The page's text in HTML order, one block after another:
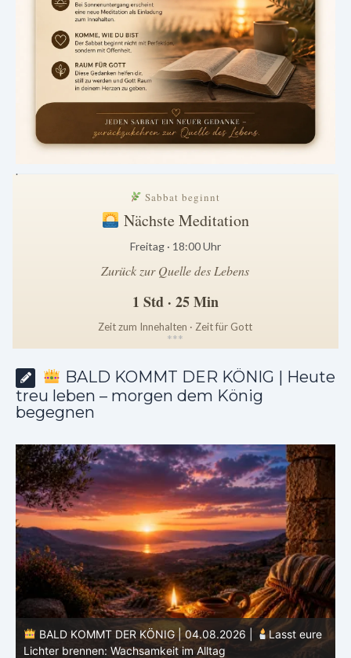
.
Sabbat beginnt
Nächste Meditation
Freitag · 18:00 Uhr
Zurück zur Quelle des Lebens
1 Std · 25 Min
Zeit zum Innehalten · Zeit für Gott
***
BALD KOMMT DER KÖNIG | Heute
treu leben – morgen dem König
begegnen
BALD KOMMT DER KÖNIG | 04.08.2026 |
Lasst eure
Lichter brennen: Wachsamkeit im Alltag